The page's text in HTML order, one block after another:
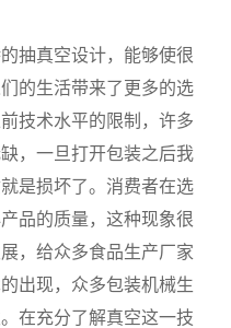
真空设计，能够使很
的生活带来了更多的选
技术水平的限制，许多
，一旦打开包装之后我
是损坏了。消费者在选
品的质量，这种现象很
，给众多食品生产厂家
出现，众多包装机械生
在充分了解真空这一技